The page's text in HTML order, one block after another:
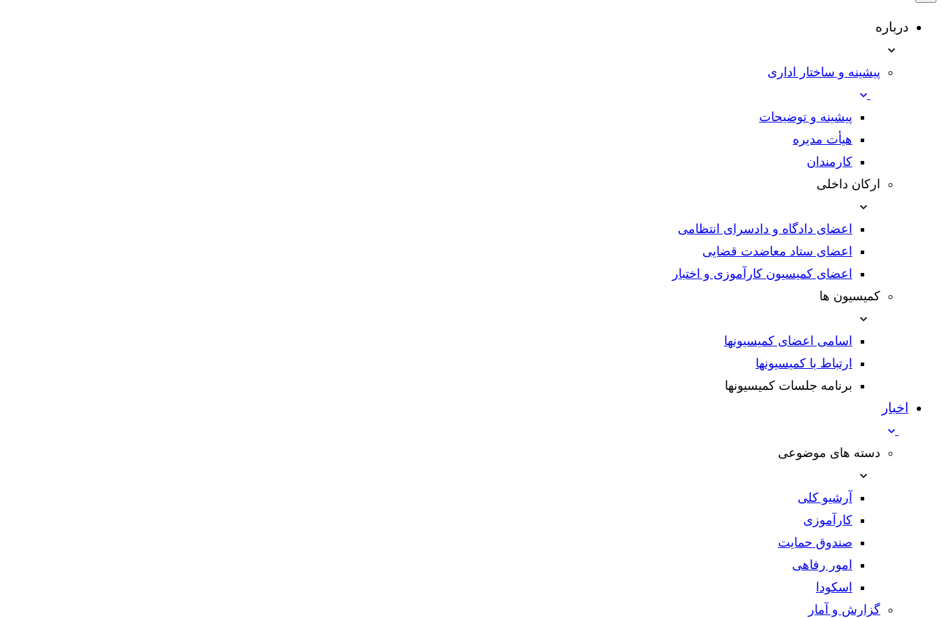
درباره
پیشینه و ساختار اداری
پیشینه و توضیحات
هیأت مدیره
کارمندان
ارکان داخلی
اعضای دادگاه و دادسرای انتظامی
اعضای ستاد معاضدت قضایی
اعضای کمیسیون کارآموزی و اختبار
کمیسیون ها
اسامی اعضای کمیسیونها
ارتباط با کمیسیونها
برنامه جلسات کمیسیونها
اخبار
دسته های موضوعی
آرشیو کلی
کارآموزی
صندوق حمایت
امور رفاهی
اسکودا
گزارش و آمار